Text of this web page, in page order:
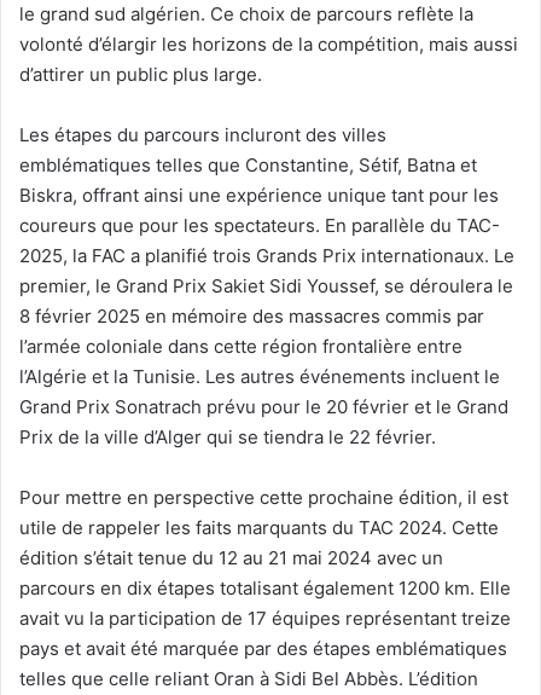
le grand sud algérien. Ce choix de parcours reflète la
volonté d’élargir les horizons de la compétition, mais aussi
d’attirer un public plus large.
Les étapes du parcours incluront des villes
emblématiques telles que Constantine, Sétif, Batna et
Biskra, offrant ainsi une expérience unique tant pour les
coureurs que pour les spectateurs. En parallèle du TAC-
2025, la FAC a planifié trois Grands Prix internationaux. Le
premier, le Grand Prix Sakiet Sidi Youssef, se déroulera le
8 février 2025 en mémoire des massacres commis par
l’armée coloniale dans cette région frontalière entre
l’Algérie et la Tunisie. Les autres événements incluent le
Grand Prix Sonatrach prévu pour le 20 février et le Grand
Prix de la ville d’Alger qui se tiendra le 22 février.
Pour mettre en perspective cette prochaine édition, il est
utile de rappeler les faits marquants du TAC 2024. Cette
édition s’était tenue du 12 au 21 mai 2024 avec un
parcours en dix étapes totalisant également 1200 km. Elle
avait vu la participation de 17 équipes représentant treize
pays et avait été marquée par des étapes emblématiques
telles que celle reliant Oran à Sidi Bel Abbès. L’édition